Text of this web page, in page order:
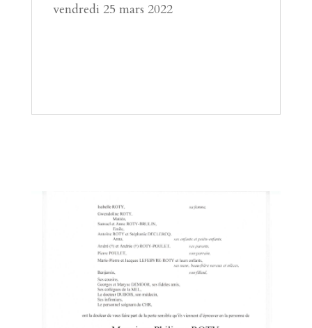
vendredi 25 mars 2022